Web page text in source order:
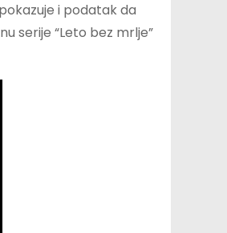
i podatak da
serije “Leto bez mrlje”